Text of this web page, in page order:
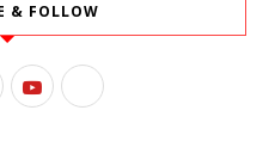
& FOLLOW